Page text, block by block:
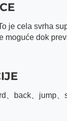
je cela svrha
moguće dok
、back、jump、